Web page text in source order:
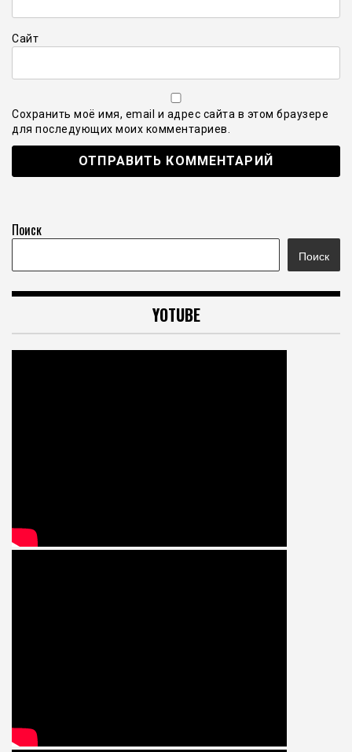
Сайт
Сохранить моё имя, email и адрес сайта в этом браузере
для последующих моих комментариев.
Поиск
Поиск
YOTUBE